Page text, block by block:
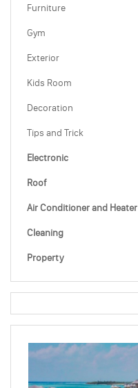
Furniture
Gym
Exterior
Kids Room
Decoration
Tips and Trick
Electronic
Roof
Air Conditioner and Heater
Cleaning
Property